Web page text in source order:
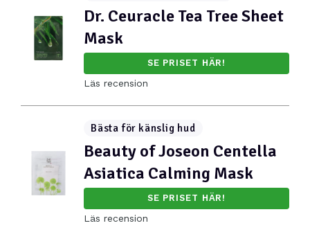
Dr. Ceuracle Tea Tree Sheet
Mask
SE PRISET HÄR!
Läs recension
Bästa för känslig hud
Beauty of Joseon Centella
Asiatica Calming Mask
SE PRISET HÄR!
Läs recension